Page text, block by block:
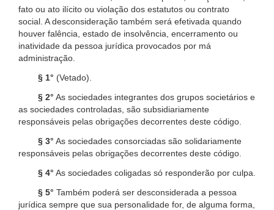
fato ou ato ilícito ou violação dos estatutos ou contrato
social. A desconsideração também será efetivada quando
houver falência, estado de insolvência, encerramento ou
inatividade da pessoa jurídica provocados por má
administração.
§ 1° (Vetado).
§ 2° As sociedades integrantes dos grupos societários e
as sociedades controladas, são subsidiariamente
responsáveis pelas obrigações decorrentes deste código.
§ 3° As sociedades consorciadas são solidariamente
responsáveis pelas obrigações decorrentes deste código.
§ 4° As sociedades coligadas só responderão por culpa.
§ 5° Também poderá ser desconsiderada a pessoa
jurídica sempre que sua personalidade for, de alguma forma,